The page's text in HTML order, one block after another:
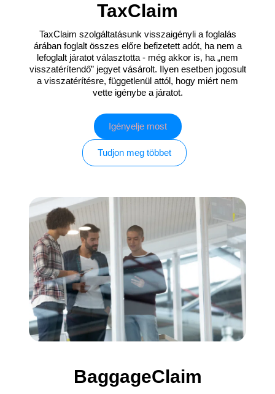
TaxClaim
TaxClaim szolgáltatásunk visszaigényli a foglalás
árában foglalt összes előre befizetett adót, ha nem a
lefoglalt járatot választotta - még akkor is, ha „nem
visszatérítendő” jegyet vásárolt. Ilyen esetben jogosult
a visszatérítésre, függetlenül attól, hogy miért nem
vette igénybe a járatot.
Igényelje most
Tudjon meg többet
BaggageClaim